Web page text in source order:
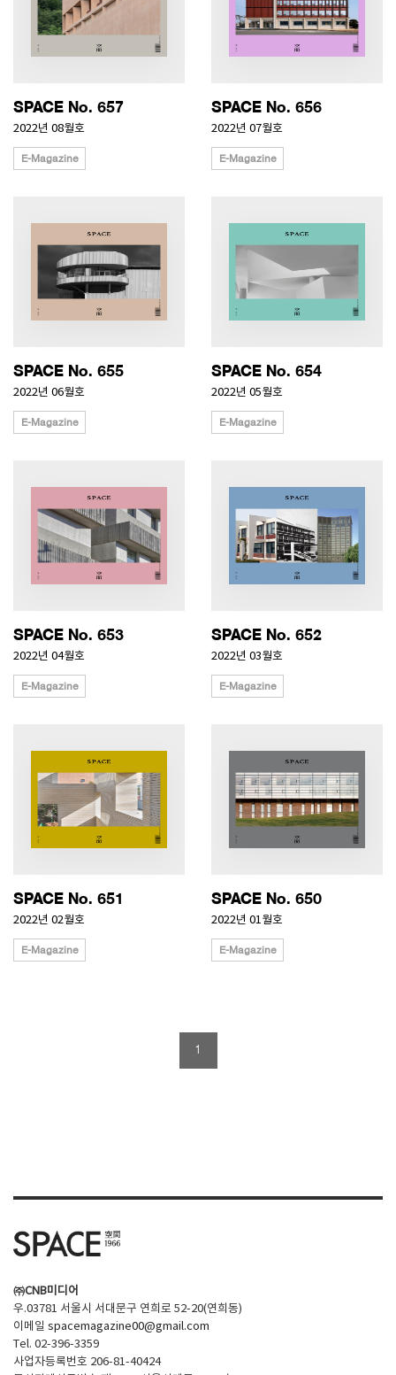
SPACE No. 657
2022년 08월호
E-Magazine
SPACE No. 656
2022년 07월호
E-Magazine
SPACE No. 655
2022년 06월호
E-Magazine
SPACE No. 654
2022년 05월호
E-Magazine
SPACE No. 653
2022년 04월호
E-Magazine
SPACE No. 652
2022년 03월호
E-Magazine
SPACE No. 651
2022년 02월호
E-Magazine
SPACE No. 650
2022년 01월호
E-Magazine
1
㈜CNB미디어
우.03781 서울시 서대문구 연희로 52-20(연희동)
이메일 spacemagazine00@gmail.com
Tel. 02-396-3359
사업자등록번호 206-81-40424